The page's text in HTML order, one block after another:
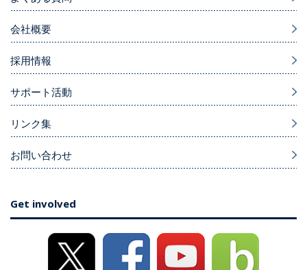
会社概要
採用情報
サポート活動
リンク集
お問い合わせ
Get involved